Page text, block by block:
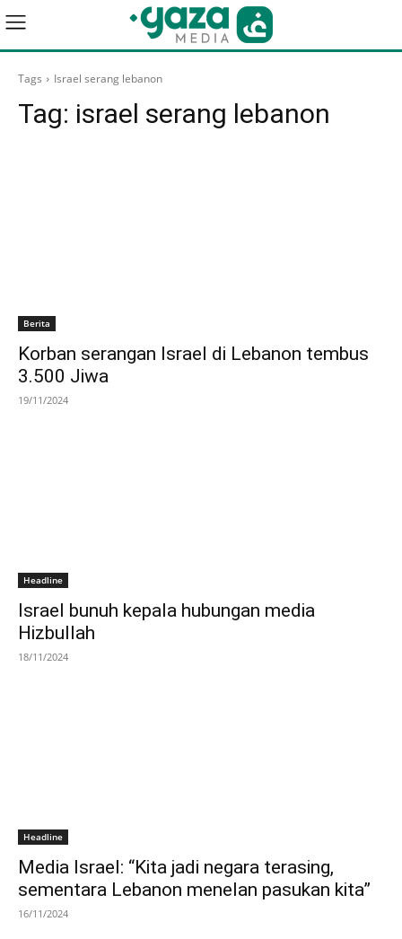
Tags Israel serang lebanon
Tag: israel serang lebanon
Berita
Korban serangan Israel di Lebanon tembus
3.500 Jiwa
19/11/2024
Headline
Israel bunuh kepala hubungan media
Hizbullah
18/11/2024
Headline
Media Israel: “Kita jadi negara terasing,
sementara Lebanon menelan pasukan kita”
16/11/2024